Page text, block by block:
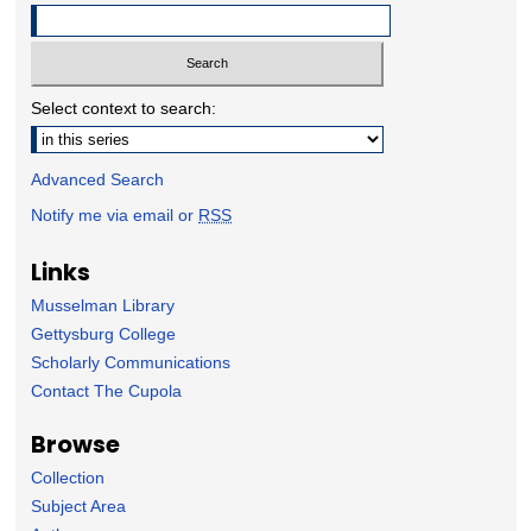
Select context to search:
Advanced Search
Notify me via email or RSS
Links
Musselman Library
Gettysburg College
Scholarly Communications
Contact The Cupola
Browse
Collection
Subject Area